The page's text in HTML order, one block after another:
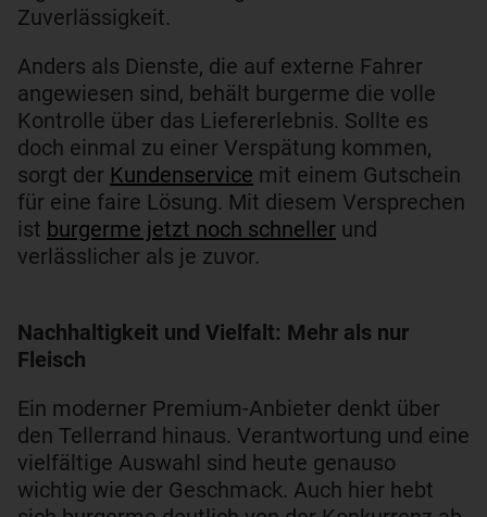
Zuverlässigkeit.
Anders als Dienste, die auf externe Fahrer
angewiesen sind, behält burgerme die volle
Kontrolle über das Liefererlebnis. Sollte es
doch einmal zu einer Verspätung kommen,
sorgt der Kundenservice mit einem Gutschein
für eine faire Lösung. Mit diesem Versprechen
ist burgerme jetzt noch schneller und
verlässlicher als je zuvor.
Nachhaltigkeit und Vielfalt: Mehr als nur
Fleisch
Ein moderner Premium-Anbieter denkt über
den Tellerrand hinaus. Verantwortung und eine
vielfältige Auswahl sind heute genauso
wichtig wie der Geschmack. Auch hier hebt